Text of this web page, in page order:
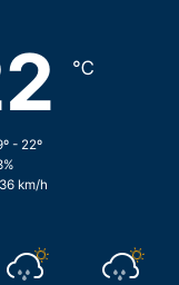
℃
- 22º
km/h